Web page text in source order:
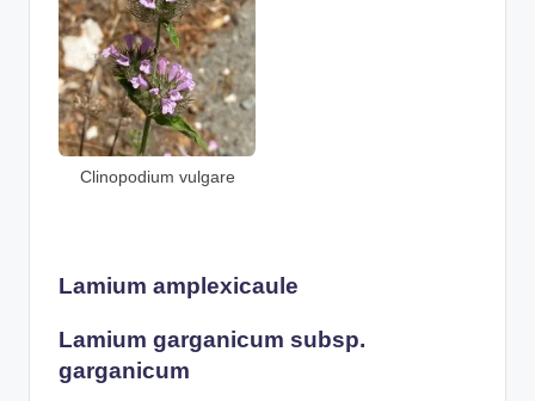
Clinopodium vulgare
Lamium amplexicaule
Lamium garganicum subsp.
garganicum